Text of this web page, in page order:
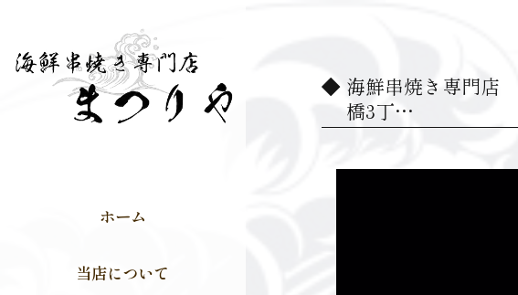
ホーム
当店について
海鮮串焼き専門店
橋3丁…